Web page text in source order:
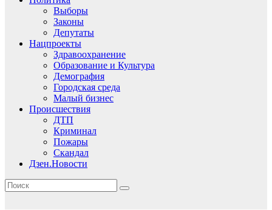
Выборы
Законы
Депутаты
Нацпроекты
Здравоохранение
Образование и Культура
Демография
Городская среда
Малый бизнес
Происшествия
ДТП
Криминал
Пожары
Скандал
Дзен.Новости